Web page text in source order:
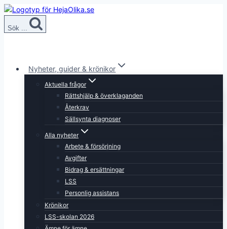
Skip
content
Sök ...
Nyheter, guider & krönikor
Aktuella frågor
Rättshjälp & överklaganden
Återkrav
Sällsynta diagnoser
Alla nyheter
Arbete & försörjning
Avgifter
Bidrag & ersättningar
LSS
Personlig assistans
Krönikor
LSS-skolan 2026